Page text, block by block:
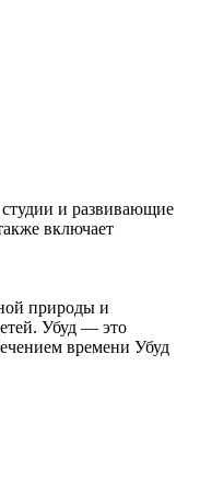
и развивающие
включает
природы и
Убуд — это
времени Убуд